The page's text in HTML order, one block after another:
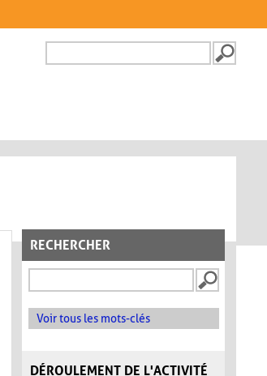
FORMULAIRE DE
RECHERCHER
Voir tous les mots-clés
DÉROULEMENT DE L'ACTIVITÉ